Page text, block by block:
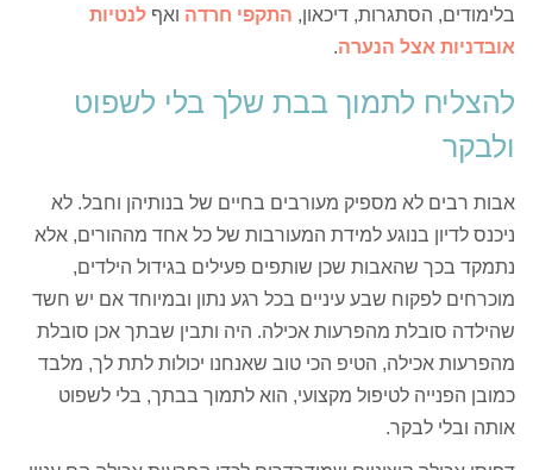
בלימודים, הסתגרות, דיכאון, התקפי חרדה ואף לנטיות
אובדניות אצל הנערה.
להצליח לתמוך בבת שלך בלי לשפוט
ולבקר
אבות רבים לא מספיק מעורבים בחיים של בנותיהן וחבל. לא
ניכנס לדיון בנוגע למידת המעורבות של כל אחד מההורים, אלא
נתמקד בכך שהאבות שכן שותפים פעילים בגידול הילדים,
מוכרחים לפקוח שבע עיניים בכל רגע נתון ובמיוחד אם יש חשד
שהילדה סובלת מהפרעות אכילה. היה ותבין שבתך אכן סובלת
מהפרעות אכילה, הטיפ הכי טוב שאנחנו יכולות לתת לך, מלבד
כמובן הפנייה לטיפול מקצועי, הוא לתמוך בבתך, בלי לשפוט
אותה ובלי לבקר.